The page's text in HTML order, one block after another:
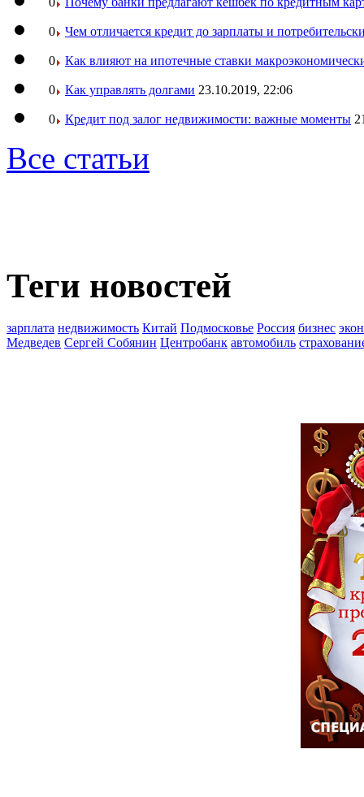
0 Чем отличается кредит до зарплаты и
0 Как влияют на ипотечные ставки
0 Как управлять долгами 23.10.2019, 22:06
0 Кредит под залог недвижимости: важные моменты
Все статьи
Теги новостей
зарплата недвижимость Китай Подмосковье Россия бизнес
Медведев Сергей Собянин Центробанк автомобиль